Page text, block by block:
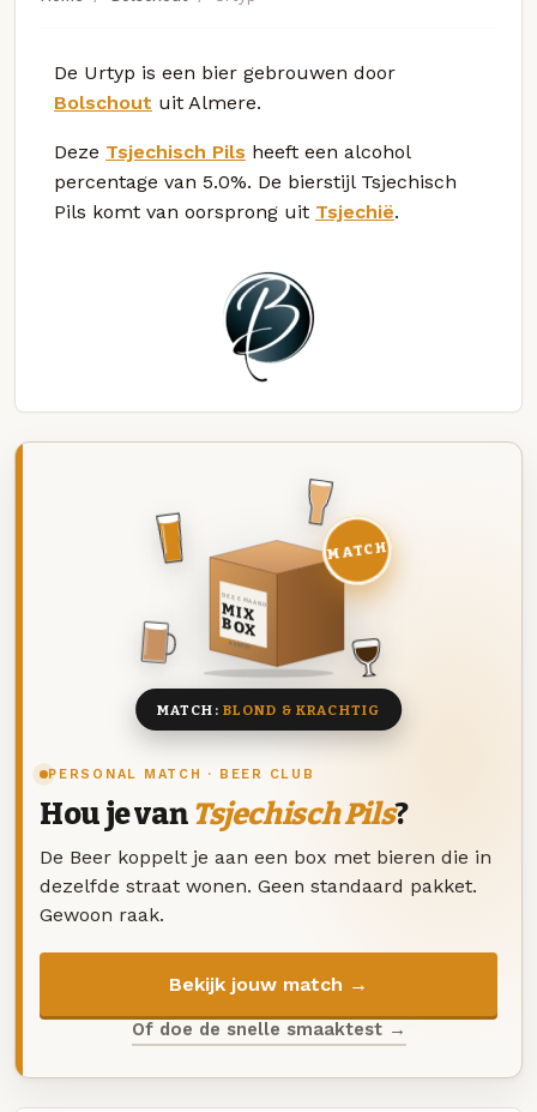
De Urtyp is een bier gebrouwen door
Bolschout uit Almere.
Deze Tsjechisch Pils heeft een alcohol
percentage van 5.0%. De bierstijl Tsjechisch
Pils komt van oorsprong uit Tsjechië.
PERSONAL MATCH · BEER CLUB
Hou je van Tsjechisch Pils?
De Beer koppelt je aan een box met bieren die in
dezelfde straat wonen. Geen standaard pakket.
Gewoon raak.
Bekijk jouw match →
Of doe de snelle smaaktest →
DEZE MAAND
MIX
BOX
8 BIEREN
MATCH
MATCH: BLOND & KRACHTIG